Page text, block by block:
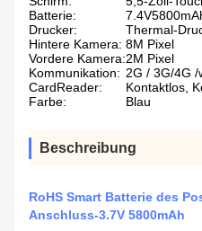
Batterie:
Drucker:
Thermal-
Hintere Kamera: 8M Pixel
Vordere Kamera:2M Pixel
Kommunikation: 2G / 3G/4G /
CardReader:
Kontaktlos,
Farbe:
Blau
Beschreibung
RoHS Smart Batterie des
Anschluss-3.7V 5800mAh